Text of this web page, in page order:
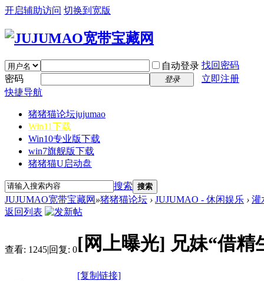
开启辅助访问 切换到宽版
自动登录 找回密码
密码
登录
立即注册
快捷导航
猪猪猫论坛jujumao
Win11下载
Win10专业版下载
win7旗舰版下载
猪猪猫U启动盘
搜索 搜索
JUJUMAO宽带宝藏网 »猪猪猫论坛 › JUJUMAO - 休闲娱乐 › 灌
返回列表
查看: 1245|回复: 0[网上曝光] 兄妹“借精
[复制链接]